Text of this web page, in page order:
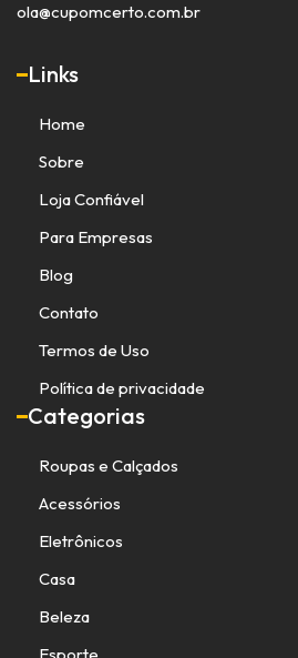
ola@cupomcerto.com.br
Links
Home
Sobre
Loja Confiável
Para Empresas
Blog
Contato
Termos de Uso
Política de privacidade
Categorias
Roupas e Calçados
Acessórios
Eletrônicos
Casa
Beleza